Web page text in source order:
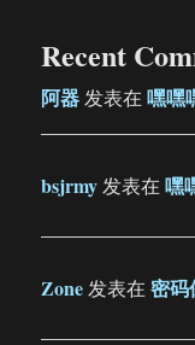
Recent
阿器发表在嘿嘿
bsjrmy发表在嘿
Zone发表在密码